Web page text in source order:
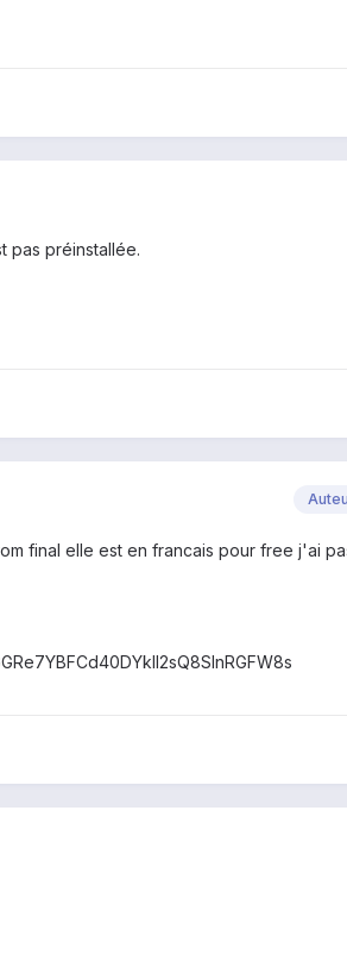
pas préinstallée.
final elle est en francais pour free j'ai